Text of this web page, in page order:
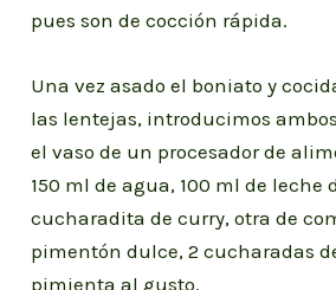
pues son de cocción rápida.
Una vez asado el boniato y
las lentejas, introducimos
el vaso de un procesador de
150 ml de agua, 100 ml de leche
cucharadita de curry, otra de
pimentón dulce, 2 cucharadas
pimienta al gusto.